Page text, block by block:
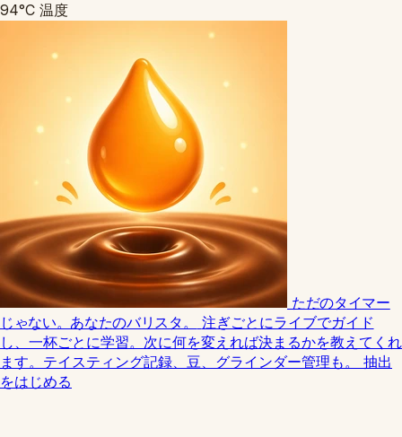
94°C 温度
ただのタイマー
じゃない。あなたのバリスタ。
注ぎごとにライブでガイド
し、一杯ごとに学習。次に何を変えれば決まるかを教えてくれ
ます。テイスティング記録、豆、グラインダー管理も。
抽出
をはじめる